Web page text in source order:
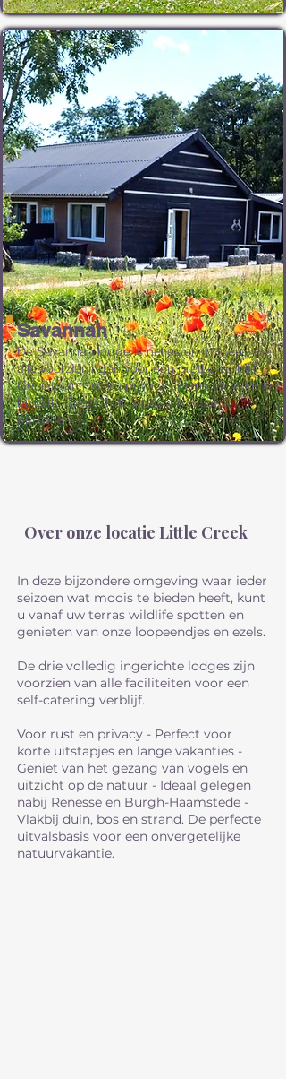
Savannah
De Savannah lodge is netjes en modern, met
alle voorzieningen voor een prettig verblijf.
Geniet van rust en privacy tijdens uw vakantie
bij Little Creek. Het is geschikt voor 2
personen.
Over onze locatie Little Creek
In deze bijzondere omgeving waar ieder
seizoen wat moois te bieden heeft, kunt
u vanaf uw terras wildlife spotten en
genieten van onze loopeendjes en ezels.
De drie volledig ingerichte lodges zijn
voorzien van alle faciliteiten voor een
self-catering verblijf.
Voor rust en privacy - Perfect voor
korte uitstapjes en lange vakanties -
Geniet van het gezang van vogels en
uitzicht op de natuur - Ideaal gelegen
nabij Renesse en Burgh-Haamstede -
Vlakbij duin, bos en strand. De perfecte
uitvalsbasis voor een onvergetelijke
natuurvakantie.